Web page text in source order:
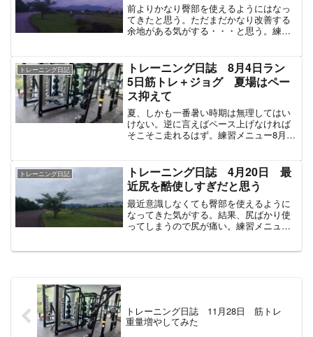
前よりかなり臀部を使えるようにはなっ
てきたと思う。ただまだかなり改善する
余地がある気がする・・・と思う。練習
ク 3分ぐらい？ジョグ 合計3.5㎞ 20
分ぐ...
トレーニング日記
トレーニング日誌 8月4日ラン
5日筋トレ＋ジョグ 夏場はペー
ス抑えて
夏、しかも一番暑い時期は無理してはい
けない。逆に言えばペース上げなければ
そこそこ走れるはず。練習メニュー8月4
分10秒 走行距離 5.6㎞ 平均心拍数
1...
トレーニング日記
トレーニング日誌 4月20日 最
近尻を酷使しすぎだと思う
最近意識しなくても臀部を使えるように
なってきた気がする。結果、尻ばかり使
ってしまうので尻が痛い。練習メニュー
トレーニング日誌 11月28日 筋トレ
重量増やしてみた